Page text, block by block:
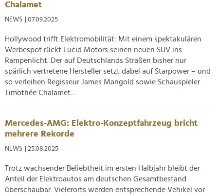
Chalamet
NEWS | 07.09.2025
Hollywood trifft Elektromobilität: Mit einem spektakulären
Werbespot rückt Lucid Motors seinen neuen SUV ins
Rampenlicht. Der auf Deutschlands Straßen bisher nur
spärlich vertretene Hersteller setzt dabei auf Starpower – und
so verleihen Regisseur James Mangold sowie Schauspieler
Timothée Chalamet...
Mercedes-AMG: Elektro-Konzeptfahrzeug bricht
mehrere Rekorde
NEWS | 25.08.2025
Trotz wachsender Beliebtheit im ersten Halbjahr bleibt der
Anteil der Elektroautos am deutschen Gesamtbestand
überschaubar. Vielerorts werden entsprechende Vehikel vor